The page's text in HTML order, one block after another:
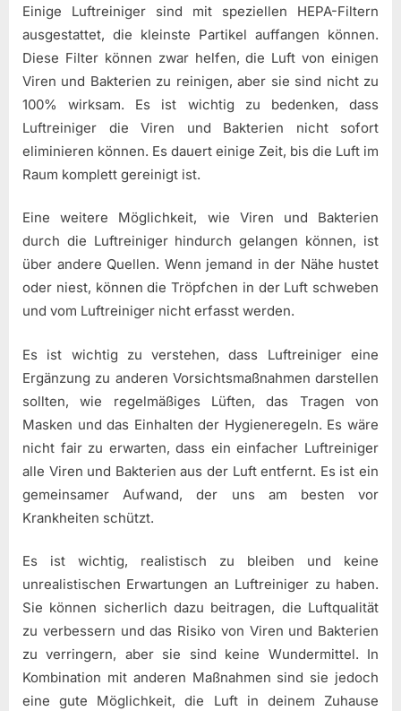
Einige Luftreiniger sind mit speziellen HEPA-Filtern
ausgestattet, die kleinste Partikel auffangen können.
Diese Filter können zwar helfen, die Luft von einigen
Viren und Bakterien zu reinigen, aber sie sind nicht zu
100% wirksam. Es ist wichtig zu bedenken, dass
Luftreiniger die Viren und Bakterien nicht sofort
eliminieren können. Es dauert einige Zeit, bis die Luft im
Raum komplett gereinigt ist.
Eine weitere Möglichkeit, wie Viren und Bakterien
durch die Luftreiniger hindurch gelangen können, ist
über andere Quellen. Wenn jemand in der Nähe hustet
oder niest, können die Tröpfchen in der Luft schweben
und vom Luftreiniger nicht erfasst werden.
Es ist wichtig zu verstehen, dass Luftreiniger eine
Ergänzung zu anderen Vorsichtsmaßnahmen darstellen
sollten, wie regelmäßiges Lüften, das Tragen von
Masken und das Einhalten der Hygieneregeln. Es wäre
nicht fair zu erwarten, dass ein einfacher Luftreiniger
alle Viren und Bakterien aus der Luft entfernt. Es ist ein
gemeinsamer Aufwand, der uns am besten vor
Krankheiten schützt.
Es ist wichtig, realistisch zu bleiben und keine
unrealistischen Erwartungen an Luftreiniger zu haben.
Sie können sicherlich dazu beitragen, die Luftqualität
zu verbessern und das Risiko von Viren und Bakterien
zu verringern, aber sie sind keine Wundermittel. In
Kombination mit anderen Maßnahmen sind sie jedoch
eine gute Möglichkeit, die Luft in deinem Zuhause